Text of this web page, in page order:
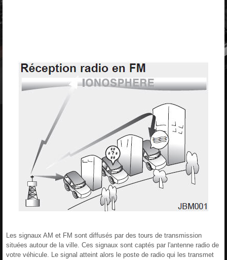
Les signaux AM et FM sont diffusés par des tours de transmission
situées autour de la ville. Ces signaux sont captés par l'antenne radio de
votre véhicule. Le signal atteint alors le poste de radio qui les transmet